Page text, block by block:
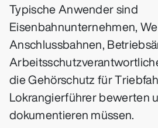
Typische Anwender sind
Eisenbahnunternehmen,
Anschlussbahnen,
die Gehörschutz für
Lokrangierführer bewerten
dokumentieren müssen.